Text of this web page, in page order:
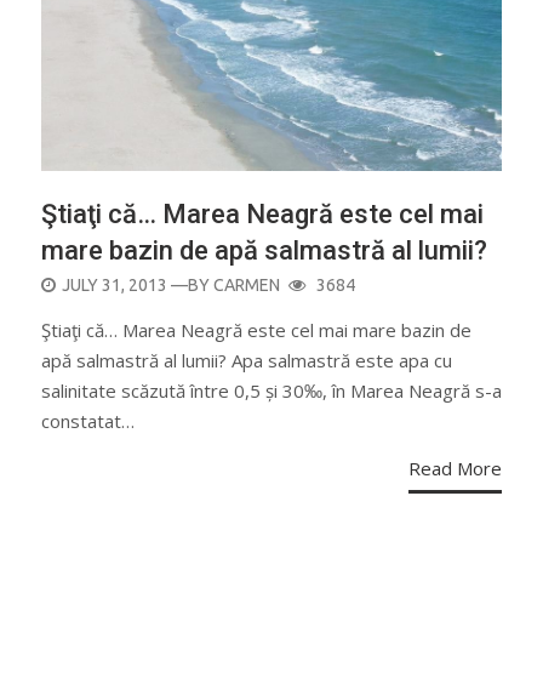
Ştiaţi că… Marea Neagră este cel mai
mare bazin de apă salmastră al lumii?
POSTED
JULY 31, 2013 —BYCARMEN 3684
Ştiaţi că… Marea Neagră este cel mai mare bazin de
apă salmastră al lumii? Apa salmastră este apa cu
salinitate scăzută între 0,5 și 30‰, în Marea Neagră s-a
constatat…
Read More